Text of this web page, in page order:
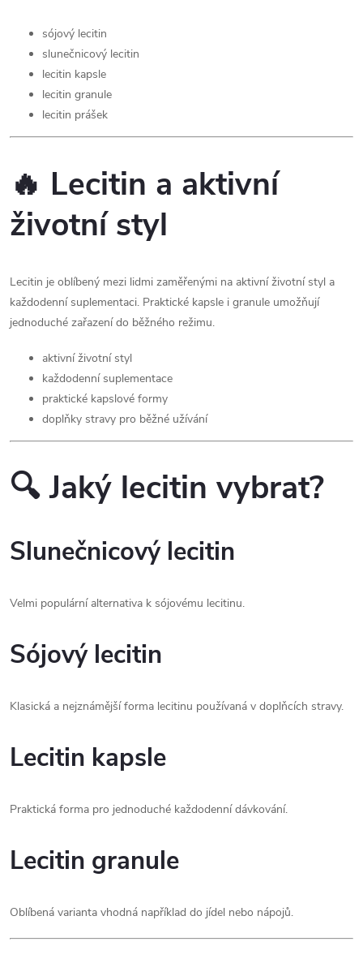
u
sójový lecitin
slunečnicový lecitin
lecitin kapsle
lecitin granule
lecitin prášek
🔥 Lecitin a aktivní
životní styl
Lecitin je oblíbený mezi lidmi zaměřenými na aktivní životní styl a
každodenní suplementaci. Praktické kapsle i granule umožňují
jednoduché zařazení do běžného režimu.
aktivní životní styl
každodenní suplementace
praktické kapslové formy
doplňky stravy pro běžné užívání
🔍 Jaký lecitin vybrat?
Slunečnicový lecitin
Velmi populární alternativa k sójovému lecitinu.
Sójový lecitin
Klasická a nejznámější forma lecitinu používaná v doplňcích stravy.
Lecitin kapsle
Praktická forma pro jednoduché každodenní dávkování.
Lecitin granule
Oblíbená varianta vhodná například do jídel nebo nápojů.